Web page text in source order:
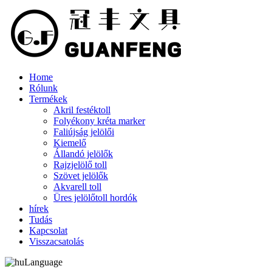
Home
Rólunk
Termékek
Akril festéktoll
Folyékony kréta marker
Faliújság jelölői
Kiemelő
Állandó jelölők
Rajzjelölő toll
Szövet jelölők
Akvarell toll
Üres jelölőtoll hordók
hírek
Tudás
Kapcsolat
Visszacsatolás
Language